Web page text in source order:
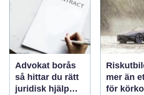
Advokat borås
så hittar du rätt
juridisk hjälp
mer än
för